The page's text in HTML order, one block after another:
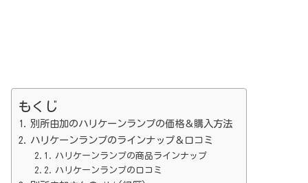
もくじ
別所由加のハリケーンランプの価格＆購入方法
ハリケーンランプのラインナップ＆口コミ
ハリケーンランプの商品ラインナップ
ハリケーンランプの口コミ